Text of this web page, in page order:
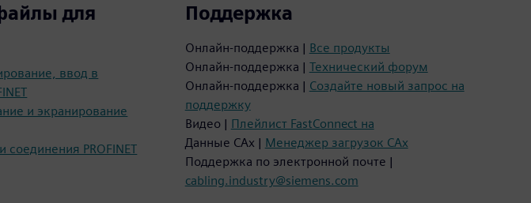
для
ввод в
и экранирование
соединения PROFINET
Поддержка
Онлайн-поддержка | Все продукты
Онлайн-поддержка | Технический форум
Онлайн-поддержка | Создайте новый запрос на
поддержку
Видео | Плейлист FastConnect на
Данные CAx | Менеджер загрузок CAx
Поддержка по электронной почте |
cabling.industry@siemens.com